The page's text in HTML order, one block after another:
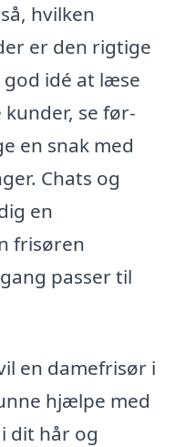
hvilken
er den rigtige
idé at læse
se før-
en snak med
Chats og
en
frisøren
passer til
en damefrisør i
hjælpe med
dit hår og